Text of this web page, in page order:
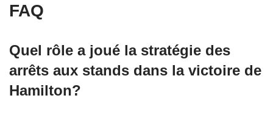
FAQ
Quel rôle a joué la stratégie des
arrêts aux stands dans la victoire de
Hamilton?